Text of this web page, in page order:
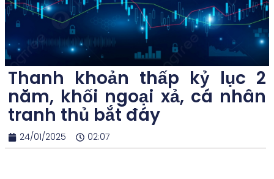
Thanh khoản thấp kỷ lục 2
năm, khối ngoại xả, cá nhân
tranh thủ bắt đáy
24/01/2025 02:07